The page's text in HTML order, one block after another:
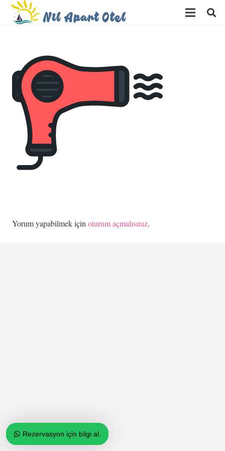
Rezervasyon için bilgi al.
Yorum yapabilmek için oturum açmalısınız.